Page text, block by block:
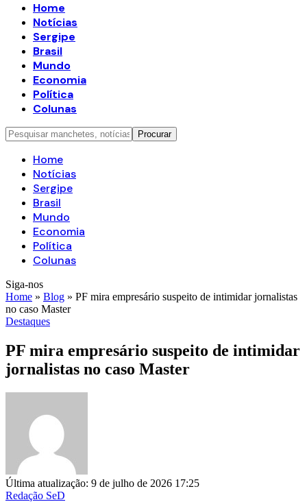
Home
Notícias
Sergipe
Brasil
Mundo
Economia
Política
Colunas
Home
Notícias
Sergipe
Brasil
Mundo
Economia
Política
Colunas
Siga-nos
Home » Blog » PF mira empresário suspeito de intimidar jornalistas
no caso Master
Destaques
PF mira empresário suspeito de intimidar
jornalistas no caso Master
Última atualização: 9 de julho de 2026 17:25
Redação SeD